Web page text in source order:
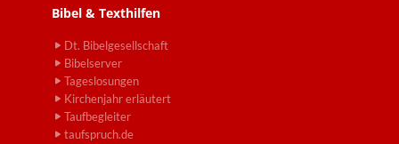
Bibel & Texthilfen
Dt. Bibelgesellschaft
Bibelserver
Tageslosungen
Kirchenjahr erläutert
Taufbegleiter
taufspruch.de